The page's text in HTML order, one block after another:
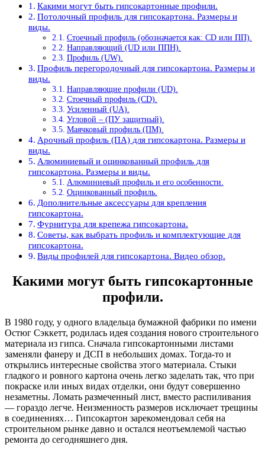
Какими могут быть гипсокартонные профили.
Потолочный профиль для гипсокартона. Размеры и
виды.
Стоечный профиль (обозначается как: CD или ПП).
Направляющий (UD или ППН).
Профиль (UW).
Профиль перегородочный для гипсокартона. Размеры и
виды.
Направляющие профили (UD).
Стоечный профиль (CD).
Усиленный (UA).
Угловой – (ПУ защитный).
Маячковый профиль (ПМ).
Арочный профиль (ПА) для гипсокартона. Размеры и
виды.
Алюминиевый и оцинкованный профиль для
гипсокартона. Размеры и виды.
Алюминиевый профиль и его особенности.
Оцинкованный профиль.
Дополнительные аксессуары для крепления
гипсокартона.
Фурнитура для крепежа гипсокартона.
Советы, как выбрать профиль и комплектующие для
гипсокартона.
Виды профилей для гипсокартона. Видео обзор.
Какими могут быть гипсокартонные
профили.
В 1980 году, у одного владельца бумажной фабрики по имени
Остюг Сэккетт, родилась идея создания нового строительного
материала из гипса. Сначала гипсокартонными листами
заменяли фанеру и ДСП в небольших домах. Тогда-то и
открылись интересные свойства этого материала. Стыки
гладкого и ровного картона очень легко заделать так, что при
покраске или иных видах отделки, они будут совершенно
незаметны. Ломать размеченный лист, вместо распиливания
— гораздо легче. Неизменность размеров исключает трещины
в соединениях… Гипсокартон зарекомендовал себя на
строительном рынке давно и остался неотъемлемой частью
ремонта до сегодняшнего дня.